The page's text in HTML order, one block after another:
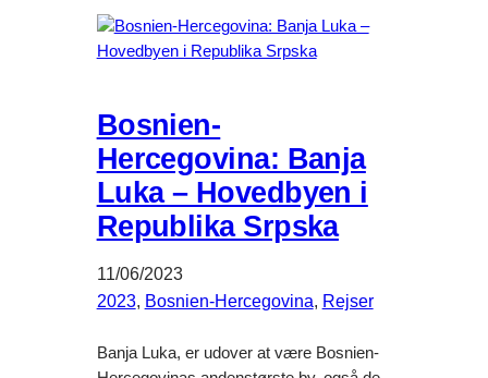
Bosnien-
Hercegovina: Banja
Luka – Hovedbyen i
Republika Srpska
11/06/2023
2023, Bosnien-Hercegovina, Rejser
Banja Luka, er udover at være Bosnien-